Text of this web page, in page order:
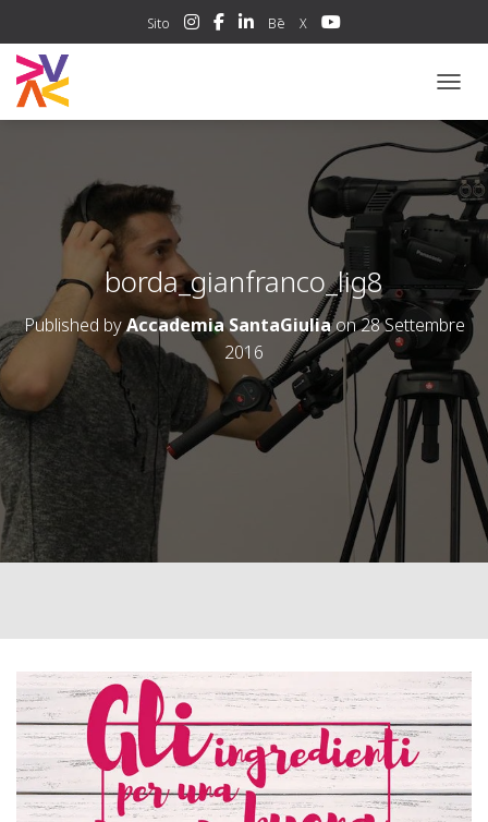
Sito Bē X
borda_gianfranco_lig8
Published byAccademia SantaGiuliaon28 Settembre
2016